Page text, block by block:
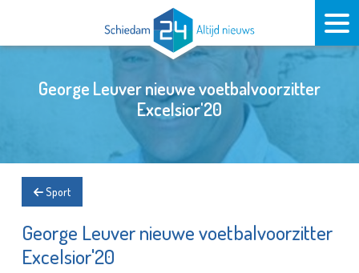
George Leuver nieuwe voetbalvoorzitter
Excelsior'20
Sport
George Leuver nieuwe voetbalvoorzitter
Excelsior'20